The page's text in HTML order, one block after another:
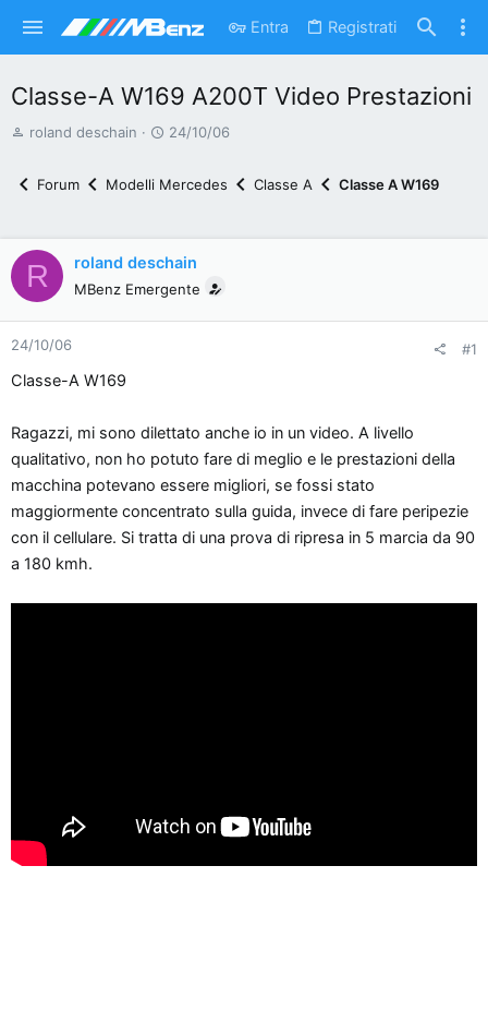
Entra Registrati
Classe-A W169 A200T Video Prestazioni
A
e
d
i
s
c
i
o
n
e
roland deschain
D
t
n
i
24/10/06
Forum Modelli Mercedes Classe A Classe A W169
R roland deschain
MBenz Emergente
24/10/06 #1
Classe-A W169
Ragazzi, mi sono dilettato anche io in un video. A livello
qualitativo, non ho potuto fare di meglio e le prestazioni della
macchina potevano essere migliori, se fossi stato
maggiormente concentrato sulla guida, invece di fare peripezie
con il cellulare. Si tratta di una prova di ripresa in 5 marcia da 90
a 180 kmh.